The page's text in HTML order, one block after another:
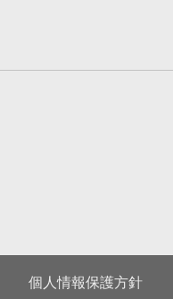
個人情報保護方針